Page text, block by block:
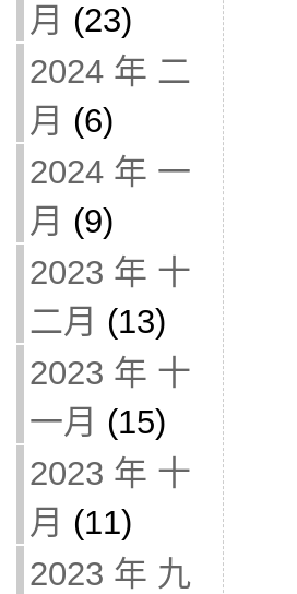
月 (23)
2024 年 二
月 (6)
2024 年 一
月 (9)
2023 年 十
二月 (13)
2023 年 十
一月 (15)
2023 年 十
月 (11)
2023 年 九